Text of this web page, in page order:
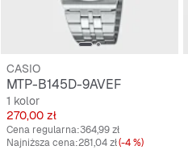
CASIO
MTP-B145D-9AVEF
1 kolor
Cena
270,00 zł
Cena regularna:364,99 zł
Najniższa cena:281,04 zł(-4 %)